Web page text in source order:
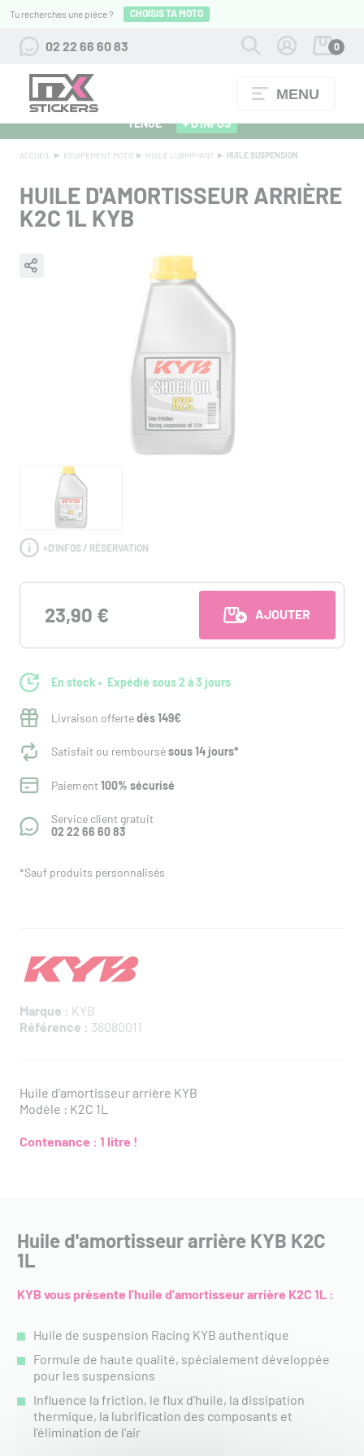
Tu recherches une pièce ? CHOISIS TA MOTO
02 22 66 60 83 0
MENU
ALPINESTARS 27 : FLOCAGE OFFERT POUR L'ACHAT D'UNE
TENUE
+ D'INFOS
ACCUEIL EQUIPEMENT MOTO HUILE LUBRIFIANT HUILE SUSPENSION
HUILE D'AMORTISSEUR ARRIÈRE
K2C 1L KYB
+D'INFOS / RÉSERVATION
23,90 € AJOUTER AU
En stock Expédié sous 2 à 3 jours
Livraison offertedès 149€
Satisfait ou remboursésous 14 jours*
Paiement100% sécurisé
Service client gratuit
02 22 66 60 83
*Sauf produits personnalisés
Marque : KYB
Référence : 36080011
Huile d'amortisseur arrière KYB
Modèle : K2C 1L
Contenance : 1 litre !
Huile d'amortisseur arrière KYB K2C
1L
KYB vous présente l'huile d'amortisseur arrière K2C 1L :
Huile de suspension Racing KYB authentique
Formule de haute qualité, spécialement développée
pour les suspensions
Influence la friction, le flux d'huile, la dissipation
thermique, la lubrification des composants et
l'élimination de l'air